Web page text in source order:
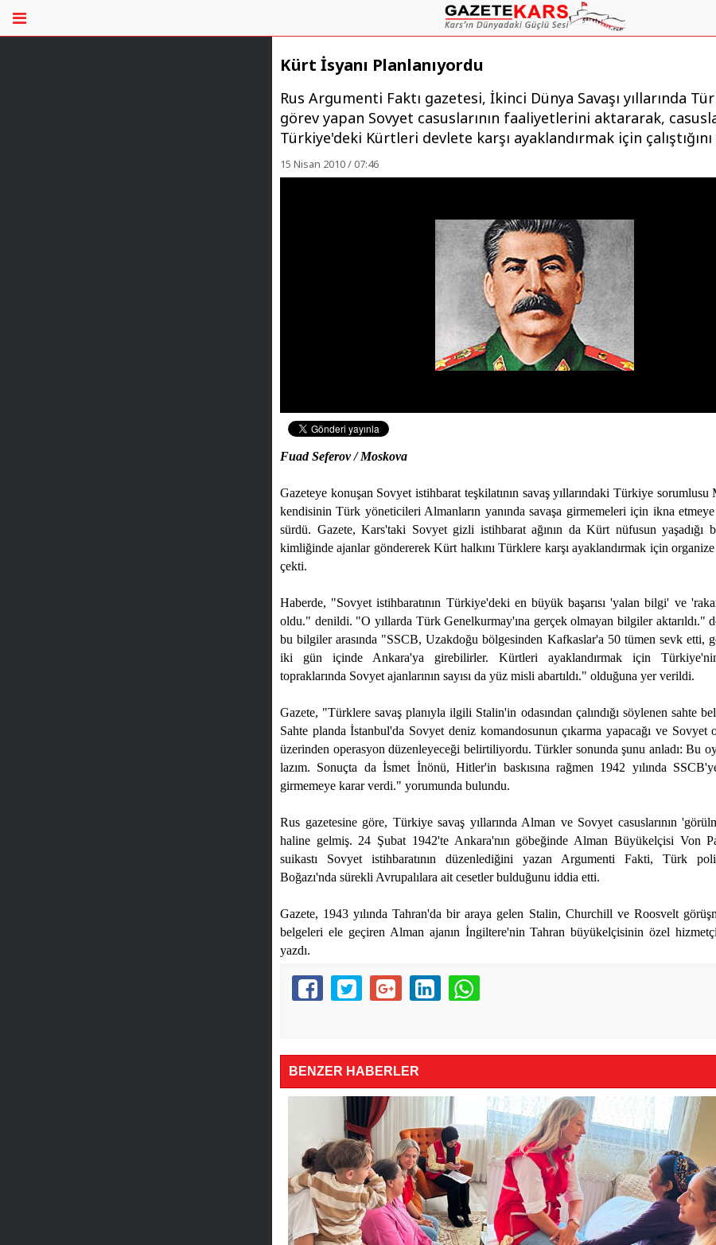
Kürt İsyanı Planlanıyordu
Rus Argumenti Faktı gazetesi, İkinci Dünya Savaşı yıllarında
görev yapan Sovyet casuslarının faaliyetlerini aktararak,
Türkiye'deki Kürtleri devlete karşı ayaklandırmak için çalıştığını
15 Nisan 2010 / 07:46
Fuad Seferov / Moskova
Gazeteye konuşan Sovyet istihbarat teşkilatının savaş yıllarındaki Türkiye
kendisinin Türk yöneticileri Almanların yanında savaşa girmemeleri için ikna etmeye
sürdü. Gazete, Kars'taki Sovyet gizli istihbarat ağının da Kürt nüfusun yaşadığı
kimliğinde ajanlar göndererek Kürt halkını Türklere karşı ayaklandırmak için
çekti.
Haberde, "Sovyet istihbaratının Türkiye'deki en büyük başarısı 'yalan bilgi' ve
oldu." denildi. "O yıllarda Türk Genelkurmay'ına gerçek olmayan bilgiler aktarıldı."
bu bilgiler arasında "SSCB, Uzakdoğu bölgesinden Kafkaslar'a 50 tümen sevk etti,
iki gün içinde Ankara'ya girebilirler. Kürtleri ayaklandırmak için
topraklarında Sovyet ajanlarının sayısı da yüz misli abartıldı." olduğuna yer verildi.
Gazete, "Türklere savaş planıyla ilgili Stalin'in odasından çalındığı söylenen sahte
Sahte planda İstanbul'da Sovyet deniz komandosunun çıkarma yapacağı ve Sovyet
üzerinden operasyon düzenleyeceği belirtiliyordu. Türkler sonunda şunu anladı: Bu
lazım. Sonuçta da İsmet İnönü, Hitler'in baskısına rağmen 1942 yılında
girmemeye karar verdi." yorumunda bulundu.
Rus gazetesine göre, Türkiye savaş yıllarında Alman ve Sovyet casuslarının
haline gelmiş. 24 Şubat 1942'te Ankara'nın göbeğinde Alman Büyükelçisi Von
suikastı Sovyet istihbaratının düzenlediğini yazan Argumenti Fakti, Türk
Boğazı'nda sürekli Avrupalılara ait cesetler bulduğunu iddia etti.
Gazete, 1943 yılında Tahran'da bir araya gelen Stalin, Churchill ve Roosvelt
belgeleri ele geçiren Alman ajanın İngiltere'nin Tahran büyükelçisinin özel
yazdı.
BENZER HABERLER